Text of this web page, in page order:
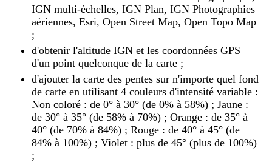
IGN multi-échelles, IGN Plan, IGN Photographies
aériennes, Esri, Open Street Map, Open Topo Map
;
d'obtenir l'altitude IGN et les coordonnées GPS
d'un point quelconque de la carte ;
d'ajouter la carte des pentes sur n'importe quel fond
de carte en utilisant 4 couleurs d'intensité variable :
Non coloré : de 0° à 30° (de 0% à 58%) ; Jaune :
de 30° à 35° (de 58% à 70%) ; Orange : de 35° à
40° (de 70% à 84%) ; Rouge : de 40° à 45° (de
84% à 100%) ; Violet : plus de 45° (plus de 100%)
;